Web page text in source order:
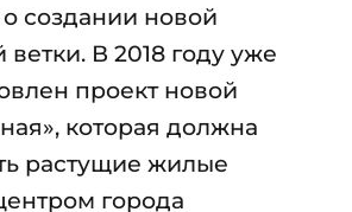
создании новой
В 2018 году уже
проект новой
которая должна
растущие жилые
города